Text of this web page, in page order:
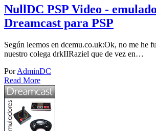
NullDC PSP Video -
Dreamcast para PSP
Según leemos en dcemu.co.uk:Ok, no me he
nuestro colega drkIIRaziel que de vez en…
PorAdminDC
Read More